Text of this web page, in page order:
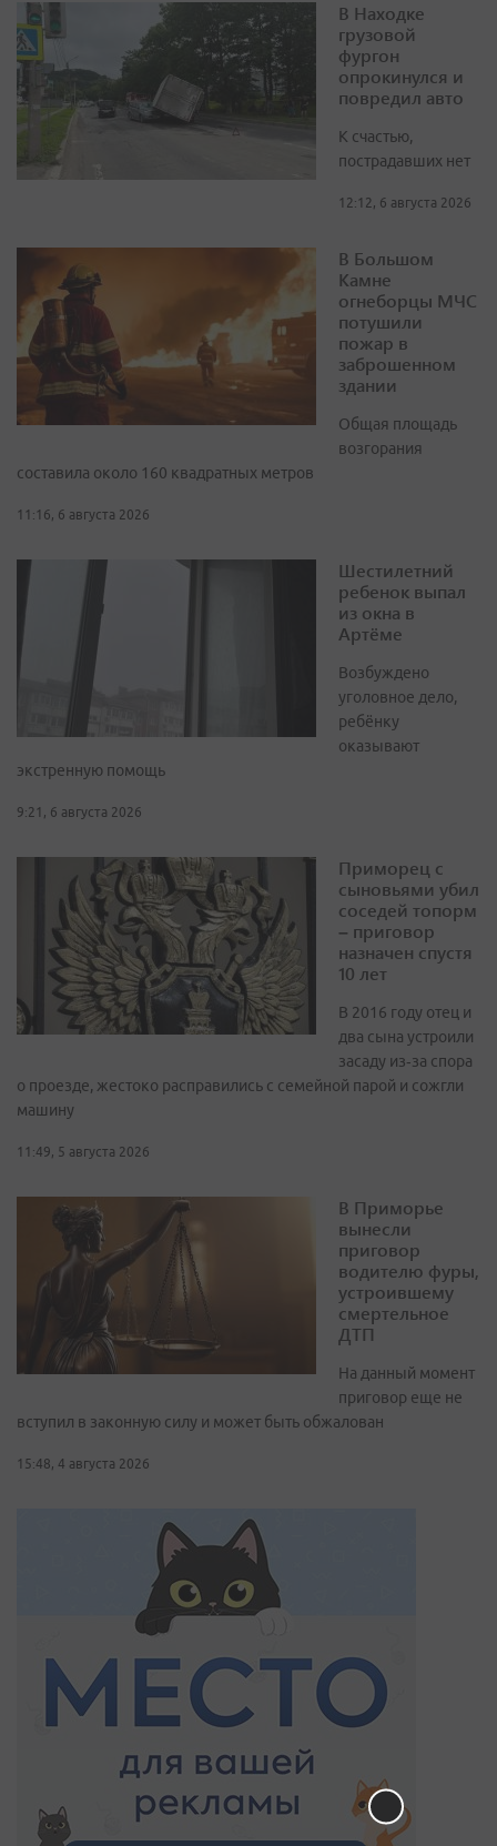
В Находке
грузовой
фургон
опрокинулся и
повредил авто
К счастью,
пострадавших нет
12:12, 6 августа 2026
В Большом
Камне
огнеборцы МЧС
потушили
пожар в
заброшенном
здании
Общая площадь
возгорания
составила около 160 квадратных метров
11:16, 6 августа 2026
Шестилетний
ребенок выпал
из окна в
Артёме
Возбуждено
уголовное дело,
ребёнку
оказывают
экстренную помощь
9:21, 6 августа 2026
Приморец с
сыновьями убил
соседей топорм
– приговор
назначен спустя
10 лет
В 2016 году отец и
два сына устроили
засаду из‑за спора
о проезде, жестоко расправились с семейной парой и сожгли
машину
11:49, 5 августа 2026
В Приморье
вынесли
приговор
водителю фуры,
устроившему
смертельное
ДТП
На данный момент
приговор еще не
вступил в законную силу и может быть обжалован
15:48, 4 августа 2026